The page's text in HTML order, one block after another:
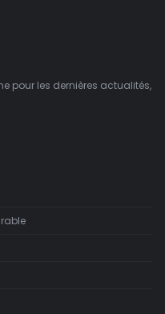
pour les dernières actualités,